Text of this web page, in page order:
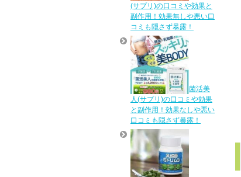
(サプリ)の口コミや効果と
副作用！効果無しや悪い口
コミも隠さず暴露！
菌活美
人(サプリ)の口コミや効果
と副作用！効果なしや悪い
口コミも隠さず暴露！